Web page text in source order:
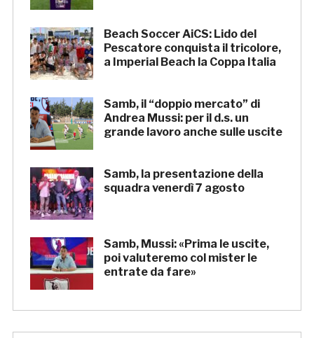
Beach Soccer AiCS: Lido del
Pescatore conquista il tricolore,
a Imperial Beach la Coppa Italia
Samb, il “doppio mercato” di
Andrea Mussi: per il d.s. un
grande lavoro anche sulle uscite
Samb, la presentazione della
squadra venerdì 7 agosto
Samb, Mussi: «Prima le uscite,
poi valuteremo col mister le
entrate da fare»